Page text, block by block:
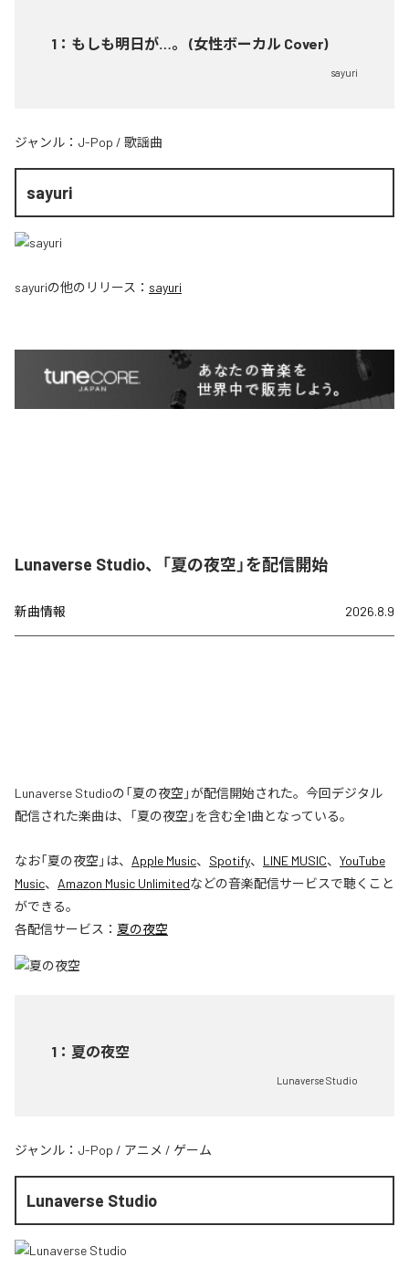
1 ： もしも明日が…。 (女性ボーカル Cover)
sayuri
ジャンル： J-Pop / 歌謡曲
sayuri
sayuriの他のリリース： sayuri
Lunaverse Studio、「夏の夜空」を配信開始
新曲情報 2026.8.9
Lunaverse Studioの「夏の夜空」が配信開始された。今回デジタル
配信された楽曲は、「夏の夜空」を含む全1曲となっている。
なお「夏の夜空 」は、 Apple Music、 Spotify、 LINE MUSIC、 YouTube
Music、 Amazon Music Unlimitedなどの音楽配信サービスで聴くこと
ができる。
各配信サービス： 夏の夜空
1 ： 夏の夜空
Lunaverse Studio
ジャンル： J-Pop / アニメ / ゲーム
Lunaverse Studio